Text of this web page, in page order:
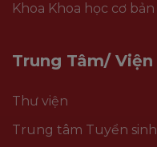
Khoa Khoa học cơ bản
Trung Tâm/ Viện
Thư viện
Trung tâm Tuyển sinh